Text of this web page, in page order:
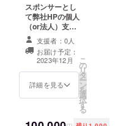
スポンサーとし
て弊社HPの個人
（or法人）支援
者として、ご所
属（イニシャル
可）、お名前
（イニシャル
可）を載せさせ
ていただきま
支援者：0人
お届け予定：
2023年12月
詳細を見る
こ
の
リ
タ
ー
ン
を
選
択
す
る